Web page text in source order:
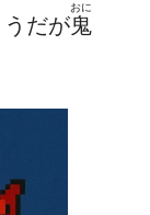
だが鬼
おに